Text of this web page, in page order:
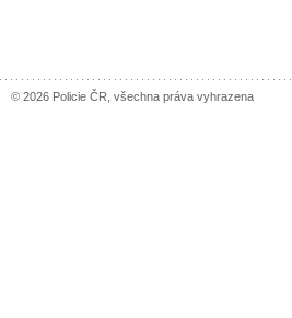
© 2026 Policie ČR, všechna práva vyhrazena